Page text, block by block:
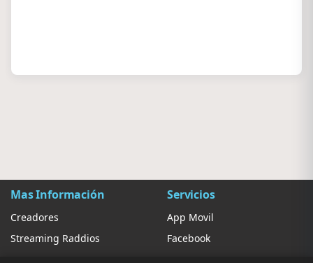
Mas Información
Creadores
Streaming Raddios
Servicios
App Movil
Facebook